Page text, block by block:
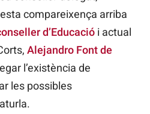
compareixença arriba
d’Educació i actual
Alejandro Font de
l’existència de
les possibles